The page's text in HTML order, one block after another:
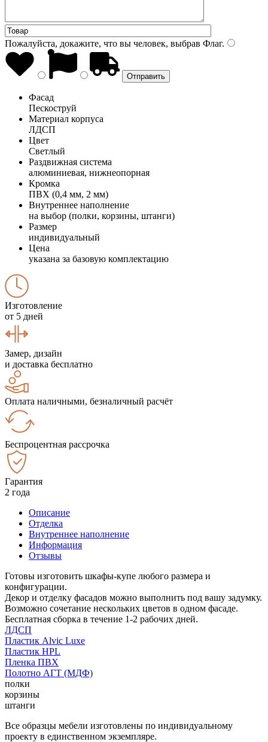
Пожалуйста, докажите, что вы человек, выбрав Флаг.
Фасад
Пескоструй
Материал корпуса
ЛДСП
Цвет
Светлый
Раздвижная система
алюминиевая, нижнеопорная
Кромка
ПВХ (0,4 мм, 2 мм)
Внутреннее наполнение
на выбор (полки, корзины, штанги)
Размер
индивидуальный
Цена
указана за базовую комплектацию
Изготовление
от 5 дней
Замер, дизайн
и доставка бесплатно
Оплата наличными, безналичный расчёт
Беспроцентная рассрочка
Гарантия
2 года
Описание
Отделка
Внутреннее наполнение
Информация
Отзывы
Готовы изготовить шкафы-купе любого размера и
конфигурации.
Декор и отделку фасадов можно выполнить под вашу задумку.
Возможно сочетание нескольких цветов в одном фасаде.
Бесплатная сборка в течение 1-2 рабочих дней.
ЛДСП
Пластик Alvic Luxe
Пластик HPL
Пленка ПВХ
Полотно АГТ (МДФ)
полки
корзины
штанги
Все образцы мебели изготовлены по индивидуальному
проекту в единственном экземпляре.